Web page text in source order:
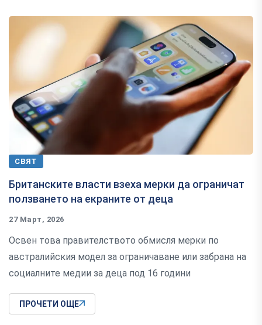
СВЯТ
Британските власти взеха мерки да ограничат
ползването на екраните от деца
27 Март, 2026
Освен това правителството обмисля мерки по
австралийския модел за ограничаване или забрана на
социалните медии за деца под 16 години
ПРОЧЕТИ ОЩЕ